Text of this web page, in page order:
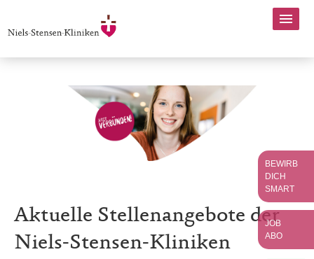
Aktuelle Stellenangebote der
Niels-Stensen-Kliniken
BEWIRB
DICH
SMART
JOB
ABO